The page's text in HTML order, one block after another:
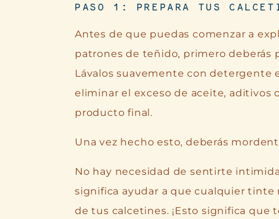
PASO 1: PREPARA TUS
Antes de que puedas comenzar a
patrones de teñido, primero deberás
Lávalos suavemente con detergente
eliminar el exceso de aceite, aditivos
producto final.
Una vez hecho esto, deberás
No hay necesidad de sentirte
significa ayudar a que cualquier tinte
de tus calcetines. ¡Esto significa que